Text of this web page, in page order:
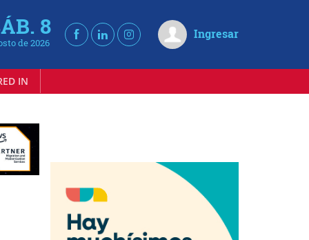
8
de 2026
Ingresar
IN